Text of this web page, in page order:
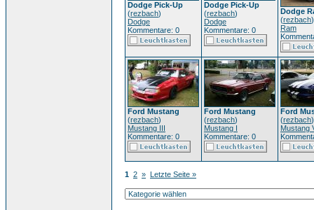
Dodge Pick-Up
(rezbach)
Dodge
Kommentare: 0
Dodge Pick-Up
(rezbach)
Dodge
Kommentare: 0
Dodge
(rezbach)
Ram
Ford Mustang
(rezbach)
Mustang III
Kommentare: 0
Ford Mustang
(rezbach)
Mustang I
Kommentare: 0
Ford
(rezbach)
Mustang
1 2 » Letzte Seite »